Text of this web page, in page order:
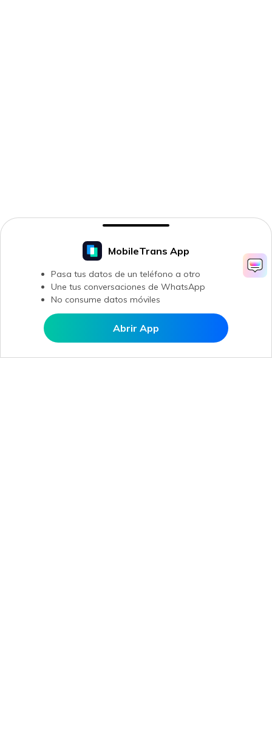
Abrir en MobileTrans
MobileTrans App
Pasa tus datos de un teléfono a otro
Une tus conversaciones de WhatsApp
No consume datos móviles
Abrir App